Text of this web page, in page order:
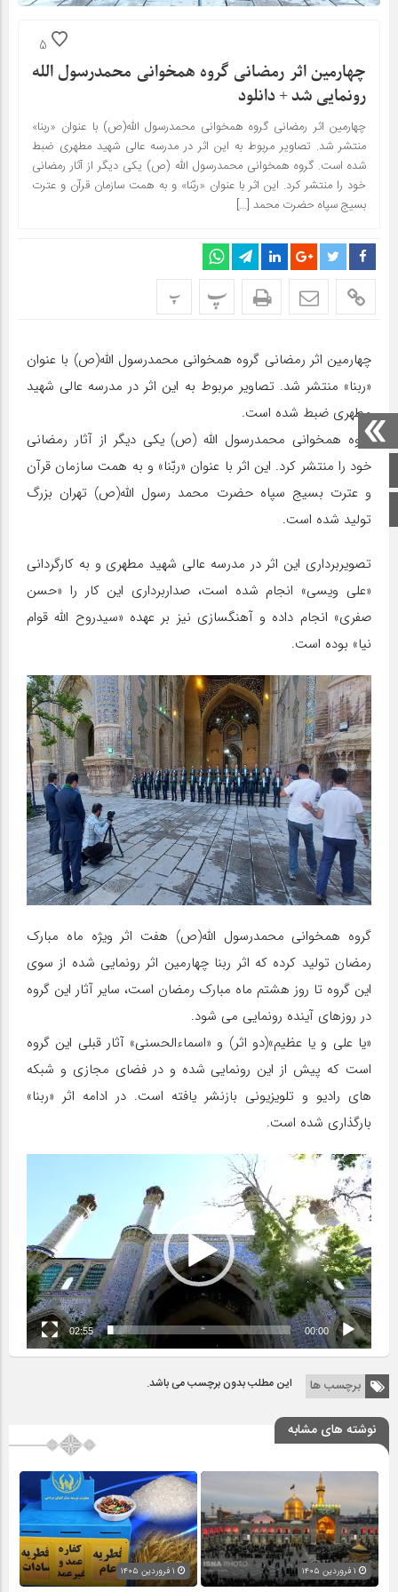
صفحه اصلی
5
چهارمین اثر رمضانی گروه همخوانی محمدرسول الله
رونمایی شد + دانلود
چهارمین اثر رمضانی گروه همخوانی محمدرسول الله(ص) با عنوان «ربنا»
منتشر شد. تصاویر مربوط به این اثر در مدرسه عالی شهید مطهری ضبط
شده است. گروه همخوانی محمدرسول الله (ص) یکی دیگر از آثار رمضانی
خود را منتشر کرد. این اثر با عنوان «ربّنا» و به همت سازمان قرآن و عترت
بسیج سپاه حضرت محمد […]
پ پ
چهارمین اثر رمضانی گروه همخوانی محمدرسول الله(ص) با عنوان
«ربنا» منتشر شد. تصاویر مربوط به این اثر در مدرسه عالی شهید
مطهری ضبط شده است.
گروه همخوانی محمدرسول الله (ص) یکی دیگر از آثار رمضانی
خود را منتشر کرد. این اثر با عنوان «ربّنا» و به همت سازمان قرآن
و عترت بسیج سپاه حضرت محمد رسول الله(ص) تهران بزرگ
تولید شده است.
تصویربرداری این اثر در مدرسه عالی شهید مطهری و به کارگردانی
«علی ویسی» انجام شده است، صداربرداری این کار را «حسن
صفری» انجام داده و آهنگسازی نیز بر عهده «سیدروح الله قوام
نیا» بوده است.
گروه همخوانی محمدرسول الله(ص) هفت اثر ویژه ماه مبارک
رمضان تولید کرده که اثر ربنا چهارمین اثر رونمایی شده از سوی
این گروه تا روز هشتم ماه مبارک رمضان است، سایر آثار این گروه
در روزهای آینده رونمایی می شود.
«یا علی و یا عظیم»(دو اثر) و «اسماءالحسنی» آثار قبلی این گروه
است که پیش از این رونمایی شده و در فضای مجازی و شبکه
های رادیو و تلویزیونی بازنشر یافته است. در ادامه اثر «ربنا»
بارگذاری شده است.
نمایشگر
ویدیو
00:00
02:55
برچسب ها این مطلب بدون برچسب می باشد.
نوشته های مشابه